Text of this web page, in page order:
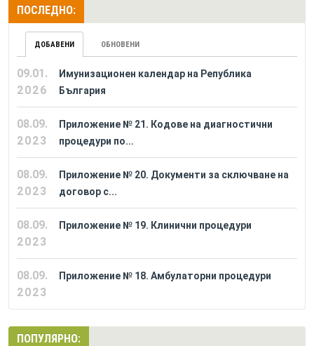
ПОСЛЕДНО:
ДОБАВЕНИ ОБНОВЕНИ
09.01.
2026
Имунизационен календар на Република
България
08.09.
2023
Приложение № 21. Кодове на диагностични
процедури по...
08.09.
2023
Приложение № 20. Документи за сключване на
договор с...
08.09.
2023
Приложение № 19. Клинични процедури
08.09.
2023
Приложение № 18. Амбулаторни процедури
ПОПУЛЯРНО: